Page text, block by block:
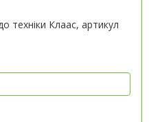
техніки Клаас, артикул